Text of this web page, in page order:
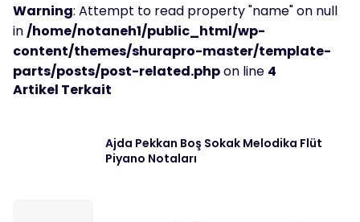
Warning: Attempt to read property "name" on null
in /home/notaneh1/public_html/wp-
content/themes/shurapro-master/template-
parts/posts/post-related.phpon line 4
Artikel Terkait
Ajda Pekkan Boş Sokak Melodika Flüt
Piyano Notaları